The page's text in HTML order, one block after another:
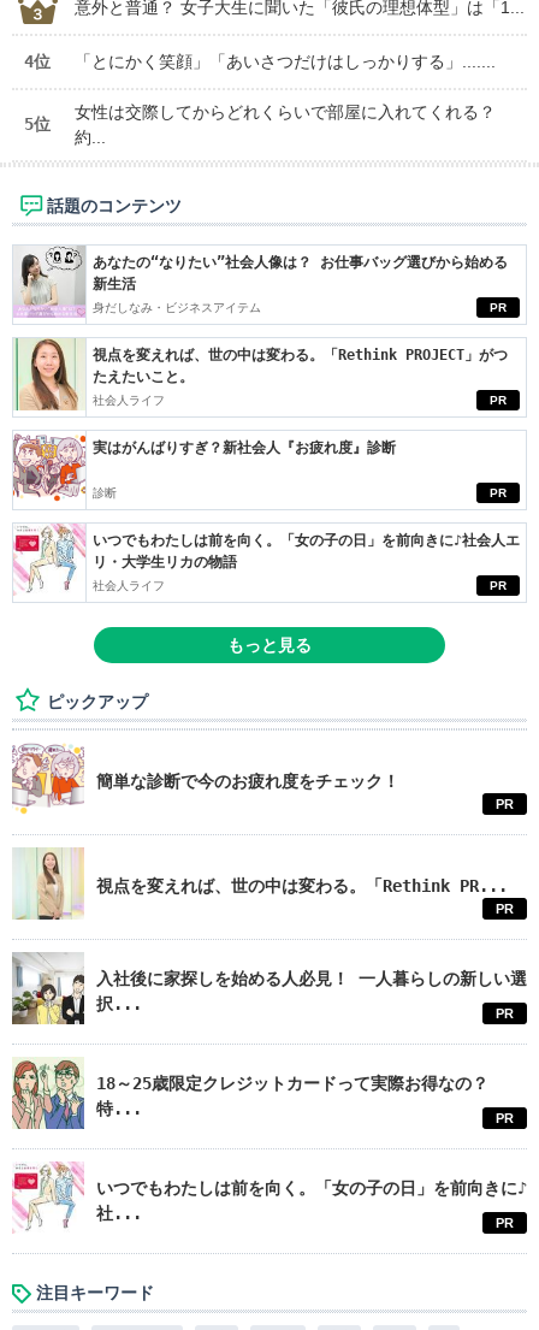
意外と普通？ 女子大生に聞いた「彼氏の理想体型」は「1...
4位 「とにかく笑顔」「あいさつだけはしっかりする」.......
5位
女性は交際してからどれくらいで部屋に入れてくれる？
約...
話題のコンテンツ
PR
あなたの“なりたい”社会人像は？ お仕事バッグ選びから始める
新生活
身だしなみ・ビジネスアイテム
PR
視点を変えれば、世の中は変わる。「Rethink PROJECT」がつ
たえたいこと。
社会人ライフ
PR
実はがんばりすぎ？新社会人『お疲れ度』診断
診断
PR
いつでもわたしは前を向く。「女の子の日」を前向きに♪社会人エ
リ・大学生リカの物語
社会人ライフ
もっと見る
ピックアップ
簡単な診断で今のお疲れ度をチェック！
PR
視点を変えれば、世の中は変わる。「Rethink PR...
PR
入社後に家探しを始める人必見！ 一人暮らしの新しい選
択...
PR
18～25歳限定クレジットカードって実際お得なの？
特...
PR
いつでもわたしは前を向く。「女の子の日」を前向きに♪
社...
PR
注目キーワード